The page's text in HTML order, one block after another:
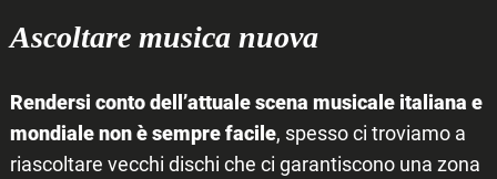
Ascoltare musica nuova
Rendersi conto dell’attuale scena musicale italiana e
mondiale non è sempre facile, spesso ci troviamo a
riascoltare vecchi dischi che ci garantiscono una zona